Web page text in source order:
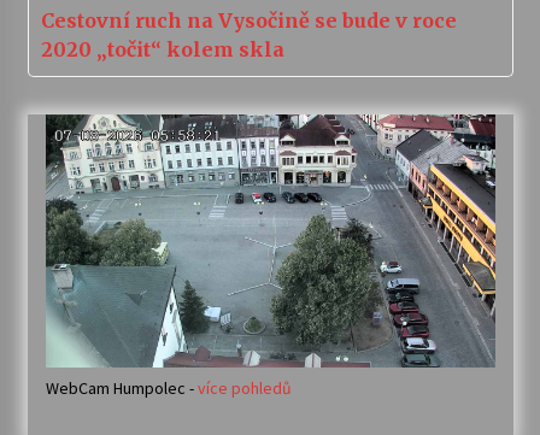
Cestovní ruch na Vysočině se bude v roce
2020 „točit“ kolem skla
WebCam Humpolec -více pohledů